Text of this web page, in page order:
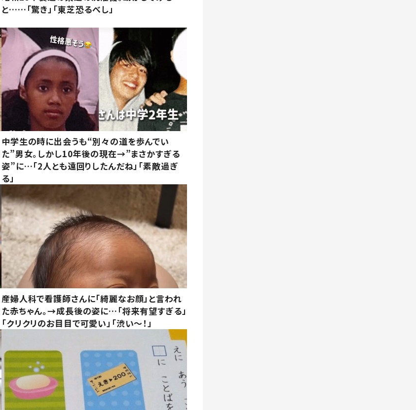
と……「驚き」「東芝恐るべし」
中学生の時に出会うも“別々の道を歩んでい
た”男女。しかし10年後の現在→”まさかすぎる
姿”に…「2人とも遠回りしたんだね」「素敵過ぎ
る」
産婦人科で看護師さんに「綺麗なお顔」と言われ
た赤ちゃん。→成長後の姿に…「将来有望すぎる」
「クリクリのお目目で可愛い」「渋い～！」